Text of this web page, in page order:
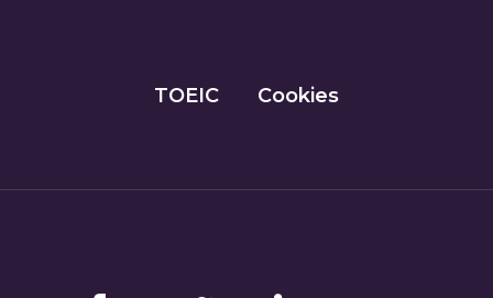
TOEIC Cookies